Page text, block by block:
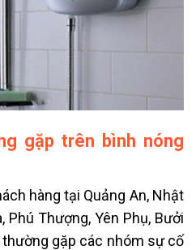
gặp trên bình nóng
hàng tại Quảng An, Nhật
Phú Thượng, Yên Phụ, Bưởi
gặp các nhóm sự cố